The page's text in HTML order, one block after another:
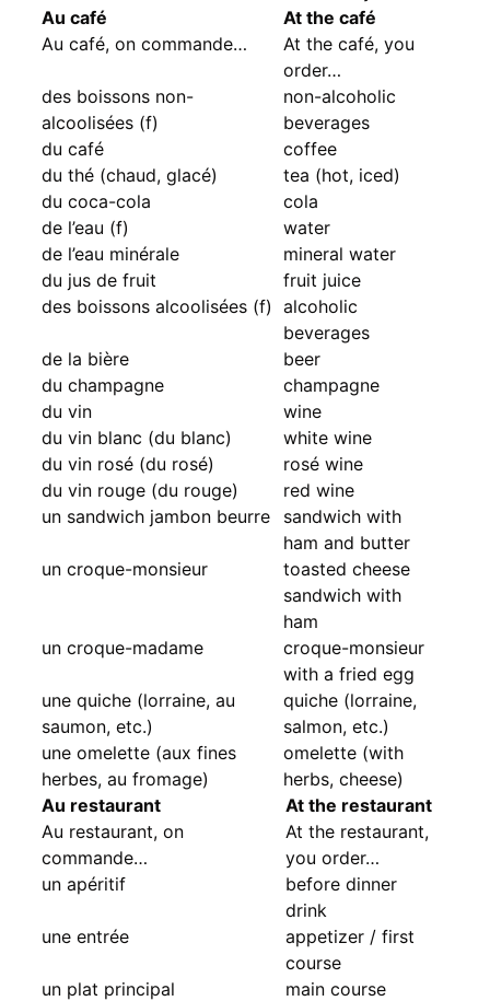
Au café
At the café
Au café, on commande…
At the café, you
order…
des boissons non-
alcoolisées (f)
non-alcoholic
beverages
du café
coffee
du thé (chaud, glacé)
tea (hot, iced)
du coca-cola
cola
de l’eau (f)
water
de l’eau minérale
mineral water
du jus de fruit
fruit juice
des boissons alcoolisées (f) alcoholic
beverages
de la bière
beer
du champagne
champagne
du vin
wine
du vin blanc (du blanc)
white wine
du vin rosé (du rosé)
rosé wine
du vin rouge (du rouge)
red wine
un sandwich jambon beurre
sandwich with
ham and butter
un croque-monsieur
toasted cheese
sandwich with
ham
un croque-madame
croque-monsieur
with a fried egg
une quiche (lorraine, au
saumon, etc.)
quiche (lorraine,
salmon, etc.)
une omelette (aux fines
herbes, au fromage)
omelette (with
herbs, cheese)
Au restaurant
At the restaurant
Au restaurant, on
commande…
At the restaurant,
you order…
un apéritif
before dinner
drink
une entrée
appetizer / first
course
un plat principal
main course